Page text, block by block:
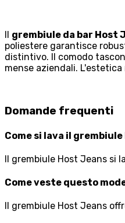
Il grembiule da bar Host
poliestere garantisce
distintivo. Il comodo
mense aziendali.
Domande frequenti
Come si lava il
Il grembiule Host Jeans si
Come veste questo
Il grembiule Host Jeans